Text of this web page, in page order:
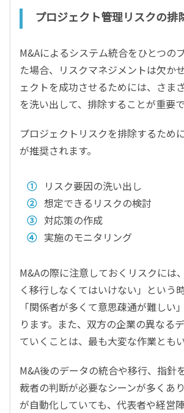
プロジェクト管理リスクの排
M&Aによるシステム統合をひとつの
た場合、リスクマネジメントは欠か
ェクトを成功させるためには、さま
を洗い出して、排除することが重要で
プロジェクトリスクを排除するため
が推奨されます。
リスク要因の洗い出し
想定できるリスクの検討
対応策の作成
実施のモニタリング
M&Aの際に注意しておくリスクには
く移行しなくてはいけない」という
「関係者が多くて意思疎通が難しい
ります。また、双方の企業の異なる
ていくことは、最も大変な作業とも
M&A後のデータの統合や移行、指針
裁者の判断が必要なシーンが多くあ
が自動化していても、代表者や経営